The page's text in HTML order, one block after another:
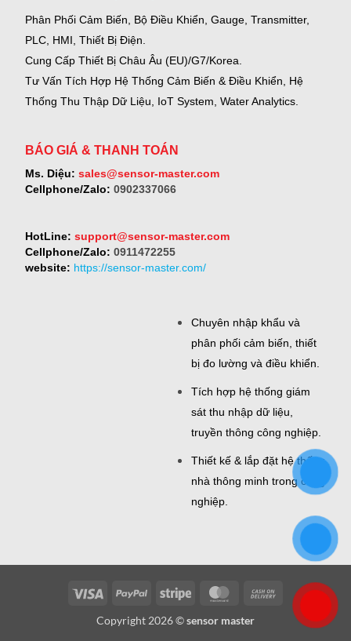
Phân Phối Cảm Biến, Bộ Điều Khiển, Gauge, Transmitter,
PLC, HMI, Thiết Bị Điện.
Cung Cấp Thiết Bị Châu Âu (EU)/G7/Korea.
Tư Vấn Tích Hợp Hệ Thống Cảm Biến & Điều Khiển, Hệ
Thống Thu Thập Dữ Liệu, IoT System, Water Analytics.
BÁO GIÁ & THANH TOÁN
Ms. Diệu: sales@sensor-master.com
Cellphone/Zalo: 0902337066
HotLine: support@sensor-master.com
Cellphone/Zalo: 0911472255
website: https://sensor-master.com/
Chuyên nhập khẩu và
phân phối cảm biến, thiết
bị đo lường và điều khiển.
Tích hợp hệ thống giám
sát thu nhập dữ liệu,
truyền thông công nghiệp.
Thiết kế & lắp đặt hệ thống
nhà thông minh trong công
nghiệp.
Visa PayPal Stripe MasterCardCash
On
Delivery
Copyright 2026 ©sensor master